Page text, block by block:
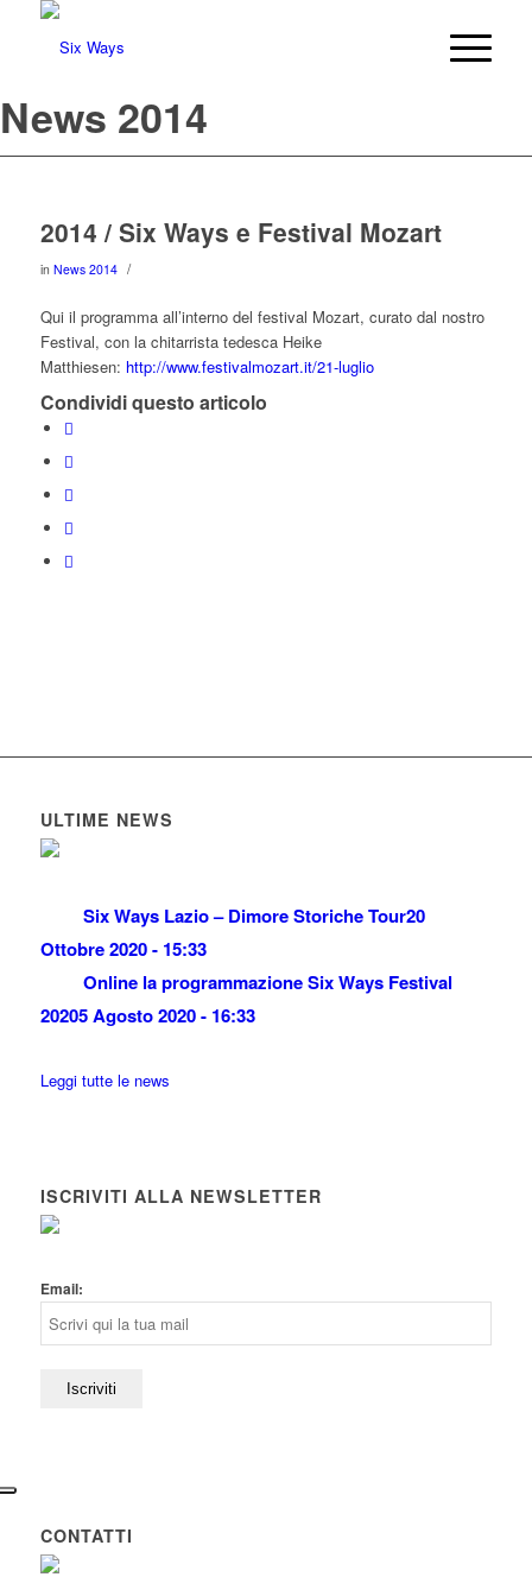
News 2014
2014 / Six Ways e Festival Mozart
in News 2014 /
Qui il programma all’interno del festival Mozart, curato dal nostro
Festival, con la chitarrista tedesca Heike
Matthiesen: http://www.festivalmozart.it/21-luglio
Condividi questo articolo
ULTIME NEWS
Six Ways Lazio – Dimore Storiche Tour20
Ottobre 2020 - 15:33
Online la programmazione Six Ways Festival
20205 Agosto 2020 - 16:33
Leggi tutte le news
ISCRIVITI ALLA NEWSLETTER
Email:
CONTATTI